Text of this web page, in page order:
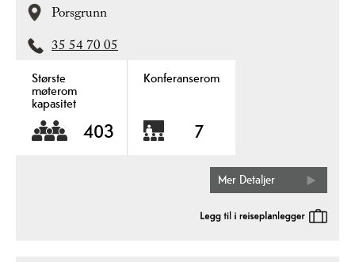
Porsgrunn
35 54 70 05
Største
møterom
kapasitet
403
Konferanserom
7
Mer Detaljer